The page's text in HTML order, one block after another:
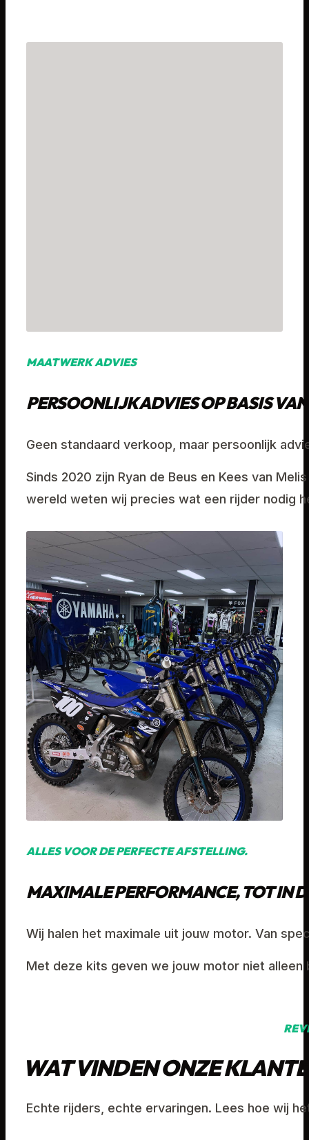
MAATWERK ADVIES
PERSOONLIJK ADVIES OP BASIS
Geen standaard verkoop, maar persoonlijk
Sinds 2020 zijn Ryan de Beus en Kees van
wereld weten wij precies wat een rijder nodig
ALLES VOOR DE PERFECTE AFSTELLING.
MAXIMALE PERFORMANCE, TOT IN
Wij halen het maximale uit jouw motor. Van
Met deze kits geven we jouw motor niet
WAT VINDEN ONZE
Echte rijders, echte ervaringen. Lees hoe wij